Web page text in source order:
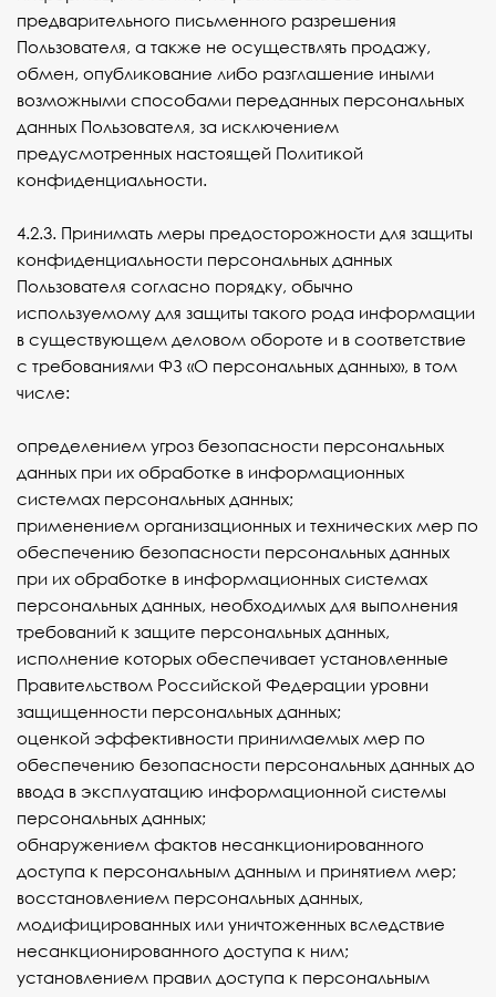
предварительного письменного разрешения
Пользователя, а также не осуществлять продажу,
обмен, опубликование либо разглашение иными
возможными способами переданных персональных
данных Пользователя, за исключением
предусмотренных настоящей Политикой
конфиденциальности.
4.2.3. Принимать меры предосторожности для защиты
конфиденциальности персональных данных
Пользователя согласно порядку, обычно
используемому для защиты такого рода информации
в существующем деловом обороте и в соответствие
с требованиями ФЗ «О персональных данных», в том
числе:
определением угроз безопасности персональных
данных при их обработке в информационных
системах персональных данных;
применением организационных и технических мер по
обеспечению безопасности персональных данных
при их обработке в информационных системах
персональных данных, необходимых для выполнения
требований к защите персональных данных,
исполнение которых обеспечивает установленные
Правительством Российской Федерации уровни
защищенности персональных данных;
оценкой эффективности принимаемых мер по
обеспечению безопасности персональных данных до
ввода в эксплуатацию информационной системы
персональных данных;
обнаружением фактов несанкционированного
доступа к персональным данным и принятием мер;
восстановлением персональных данных,
модифицированных или уничтоженных вследствие
несанкционированного доступа к ним;
установлением правил доступа к персональным